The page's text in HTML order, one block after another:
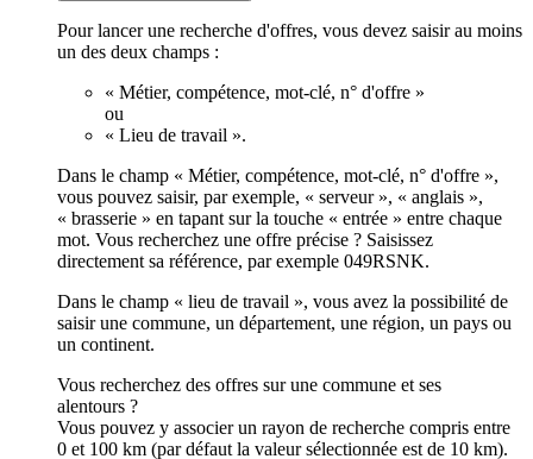
Pour lancer une recherche d'offres, vous devez saisir au moins
un des deux champs :
« Métier, compétence, mot-clé, n° d'offre »
ou
« Lieu de travail ».
Dans le champ « Métier, compétence, mot-clé, n° d'offre »,
vous pouvez saisir, par exemple, « serveur », « anglais »,
« brasserie » en tapant sur la touche « entrée » entre chaque
mot. Vous recherchez une offre précise ? Saisissez
directement sa référence, par exemple 049RSNK.
Dans le champ « lieu de travail », vous avez la possibilité de
saisir une commune, un département, une région, un pays ou
un continent.
Vous recherchez des offres sur une commune et ses
alentours ?
Vous pouvez y associer un rayon de recherche compris entre
0 et 100 km (par défaut la valeur sélectionnée est de 10 km).